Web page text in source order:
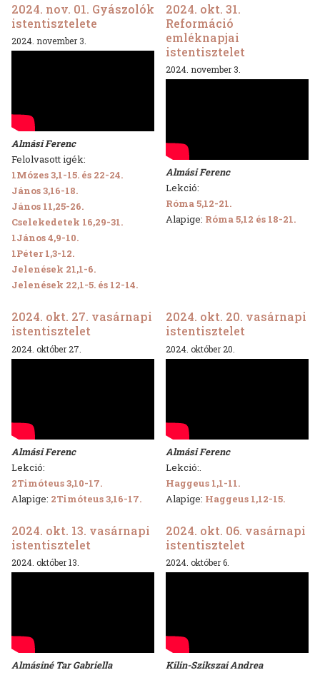
2024. nov. 01. Gyászolók
istentisztelete
2024. november 3.
Almási Ferenc
Felolvasott igék:
1Mózes 3,1-15. és 22-24.
János 3,16-18.
János 11,25-26.
Cselekedetek 16,29-31.
1János 4,9-10.
1Péter 1,3-12.
Jelenések 21,1-6.
Jelenések 22,1-5. és 12-14.
2024. okt. 31.
Reformáció
emléknapjai
istentisztelet
2024. november 3.
Almási Ferenc
Lekció:
Róma 5,12-21.
Alapige: Róma 5,12 és 18-21.
2024. okt. 27. vasárnapi
istentisztelet
2024. október 27.
Almási Ferenc
Lekció:
2Timóteus 3,10-17.
Alapige: 2Timóteus 3,16-17.
2024. okt. 20. vasárnapi
istentisztelet
2024. október 20.
Almási Ferenc
Lekció:.
Haggeus 1,1-11.
Alapige: Haggeus 1,12-15.
2024. okt. 13. vasárnapi
istentisztelet
2024. október 13.
Almásiné Tar Gabriella
2024. okt. 06. vasárnapi
istentisztelet
2024. október 6.
Kilin-Szikszai Andrea